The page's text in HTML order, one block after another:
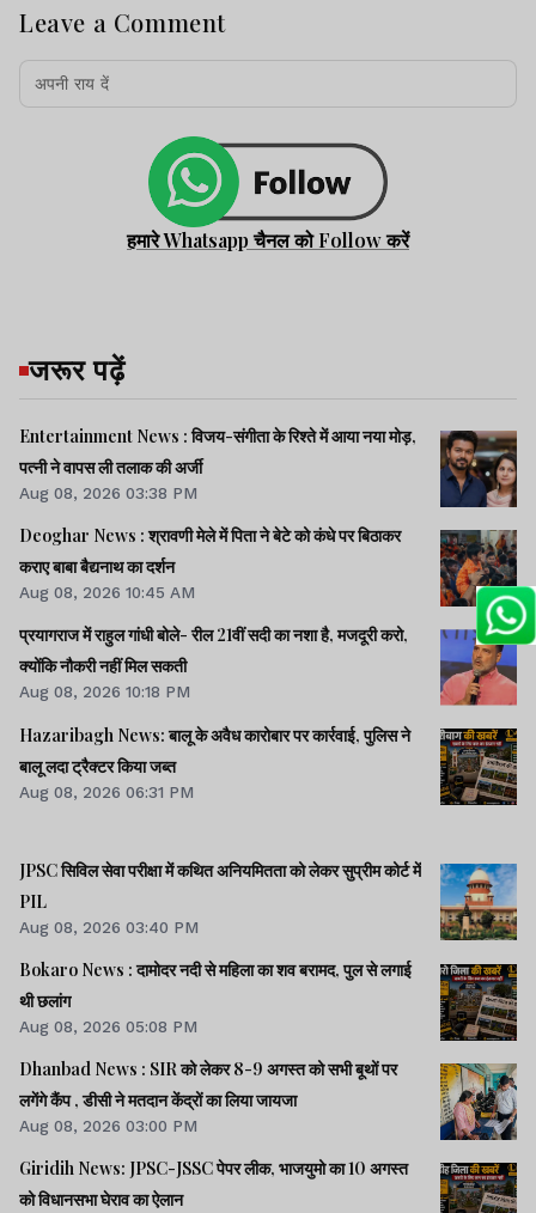
Leave a Comment
हमारे Whatsapp चैनल को Follow करें
जरूर पढ़ें
Entertainment News : विजय-संगीता के रिश्ते में आया नया मोड़,
पत्नी ने वापस ली तलाक की अर्जी
Aug 08, 2026 03:38 PM
Deoghar News : श्रावणी मेले में पिता ने बेटे को कंधे पर बिठाकर
कराए बाबा बैद्यनाथ का दर्शन
Aug 08, 2026 10:45 AM
प्रयागराज में राहुल गांधी बोले- रील 21वीं सदी का नशा है, मजदूरी करो,
क्योंकि नौकरी नहीं मिल सकती
Aug 08, 2026 10:18 PM
Hazaribagh News: बालू के अवैध कारोबार पर कार्रवाई, पुलिस ने
बालू लदा ट्रैक्टर किया जब्त
Aug 08, 2026 06:31 PM
JPSC सिविल सेवा परीक्षा में कथित अनियमितता को लेकर सुप्रीम कोर्ट में
PIL
Aug 08, 2026 03:40 PM
Bokaro News : दामोदर नदी से महिला का शव बरामद, पुल से लगाई
थी छलांग
Aug 08, 2026 05:08 PM
Dhanbad News : SIR को लेकर 8-9 अगस्त को सभी बूथों पर
लगेंगे कैंप , डीसी ने मतदान केंद्रों का लिया जायजा
Aug 08, 2026 03:00 PM
Giridih News: JPSC-JSSC पेपर लीक, भाजयुमो का 10 अगस्त
को विधानसभा घेराव का ऐलान